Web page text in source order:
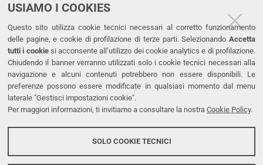
USIAMO I COOKIES
Questo sito utilizza cookie tecnici necessari al corretto funzionamento
delle pagine, e cookie di profilazione di terze parti. Selezionando Accetta
tutti i cookiesi acconsente all’utilizzo dei cookie analytics e di profilazione.
Chiudendo il banner verranno utilizzati solo i cookie tecnici necessari alla
navigazione e alcuni contenuti potrebbero non essere disponibili. Le
preferenze possono essere modificate in qualsiasi momento dal menu
laterale "Gestisci impostazioni cookie".
Per maggiori informazioni, ti invitiamo a consultare la nostra Cookie Policy.
SOLO COOKIE TECNICI
CONTATTI
Tel. +39 0532 293111
Fax. +39 0532 293031
PEC
LINKS
Dichiarazione di accessibilità
Protezione dati personali